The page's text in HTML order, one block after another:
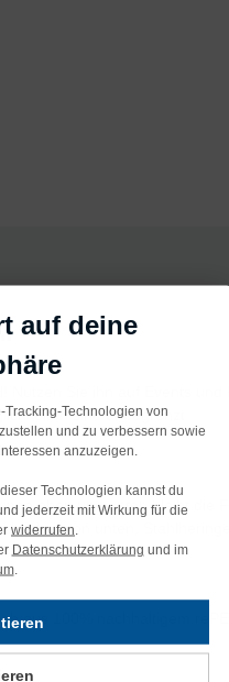
Sie ihn auf Events
sind unbegrenzt.
oben und unten bleibt die
von unten.
aus 100% nachhaltigem
auf deine
Technologien von
und zu verbessern sowie
anzuzeigen.
Technologien kannst du
jederzeit mit Wirkung für die
widerrufen
Datenschutzerklärung und im
.